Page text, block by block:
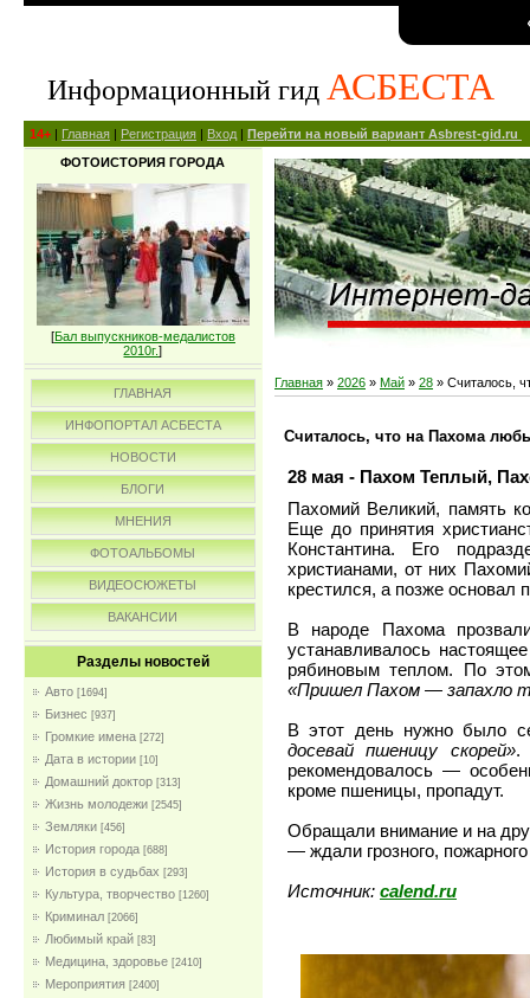
Информационный гид АСБЕСТА
14+ | Главная | Регистрация | Вход | Перейти на новый вариант Asbrest-gid.ru
ФОТОИСТОРИЯ ГОРОДА
[Бал выпускников-медалистов
2010г.]
ГЛАВНАЯ
ИНФОПОРТАЛ АСБЕСТА
НОВОСТИ
БЛОГИ
МНЕНИЯ
ФОТОАЛЬБОМЫ
ВИДЕОСЮЖЕТЫ
ВАКАНСИИ
Разделы новостей
Авто [1694]
Бизнес [937]
Громкие имена [272]
Дата в истории [10]
Домашний доктор [313]
Жизнь молодежи [2545]
Земляки [456]
История города [688]
История в судьбах [293]
Культура, творчество [1260]
Криминал [2066]
Любимый край [83]
Медицина, здоровье [2410]
Мероприятия [2400]
Главная » 2026 » Май » 28 » Считалось,
Считалось, что на Пахома
28 мая - Пахом Теплый,
Пахомий Великий, память
Еще до принятия
Константина. Его
христианами, от них
крестился, а позже
В народе Пахома
устанавливалось
рябиновым теплом. По
«Пришел Пахом — запахло
В этот день нужно было
досевай пшеницу скорей».
рекомендовалось —
кроме пшеницы, пропадут.
Обращали внимание и на
— ждали грозного,
Источник: calend.ru